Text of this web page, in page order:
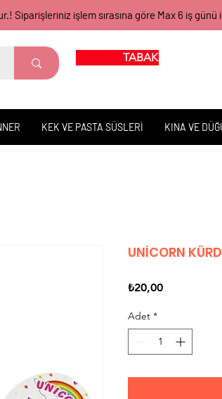
işlem sırasına göre Max 6 iş
TABAK BARDAK
KEK VE PASTA SÜSLERİ KINA VE
UNİCORN
₺20,00Fiyat
Adet *